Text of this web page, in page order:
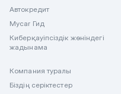
Автокредит
Mycar Гид
Киберқауіпсіздік жөніндегі
жадынама
Компания туралы
Біздің серіктестер